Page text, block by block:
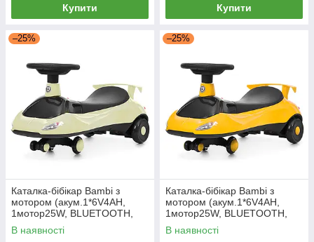
Купити Купити
–25%
Каталка-бібікар Bambi з
мотором (акум.1*6V4AH,
1мотор25W, BLUETOOTH,
музика, світло) M 6363-11
Сіра
В наявності
–25%
Каталка-бібікар Bambi з
мотором (акум.1*6V4AH,
1мотор25W, BLUETOOTH,
музика, світло) M 6363-6
Жовта
В наявності